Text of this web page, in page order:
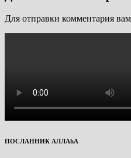
Для отправки комментария
ПОСЛАННИК АЛЛАhА